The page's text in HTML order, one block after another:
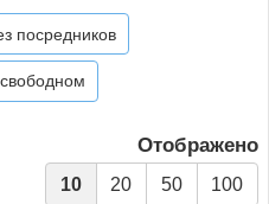
посредников
Отображено
10 20 50 100